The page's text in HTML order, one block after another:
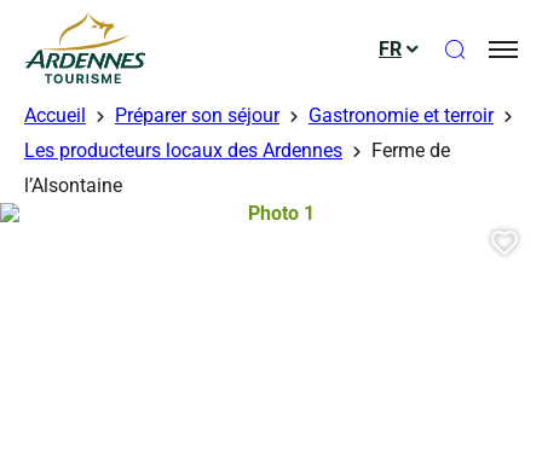
ADT des Ardennes
FR Ouvrir
Accueil Préparer son séjour
Gastronomie et terroir
Les producteurs locaux des Ardennes
Ferme de
l’Alsontaine
Photo 1, © Droits gérés